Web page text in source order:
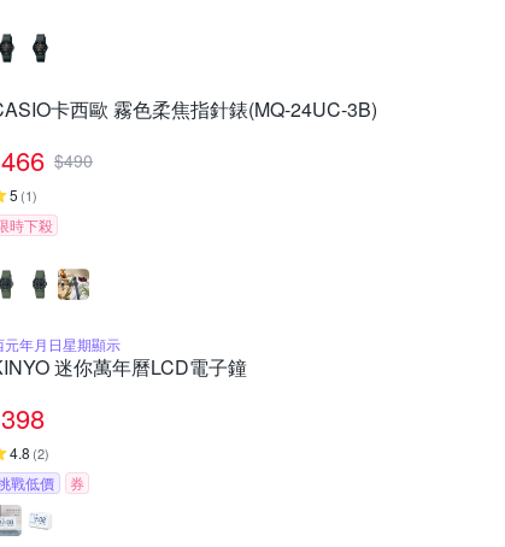
卡西歐 霧色柔焦指針錶(MQ-24UC-3B)
466 $490
5 (1)
時下殺
元年月日星期顯示
迷你萬年曆LCD電子鐘
398
4.8 (2)
戰低價 券